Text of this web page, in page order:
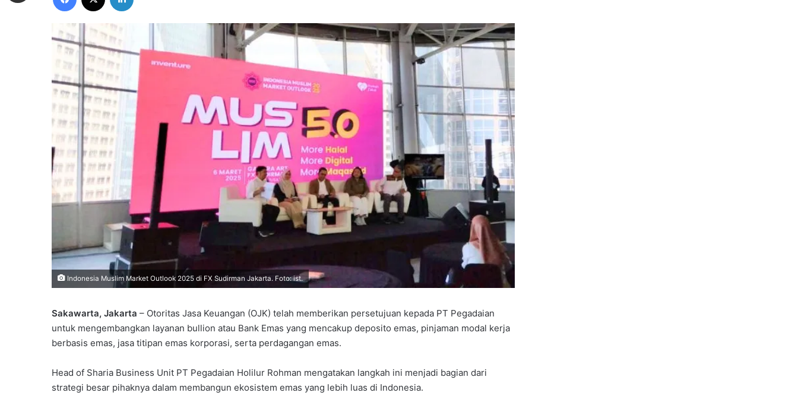
Indonesia Muslim Market Outlook 2025 di FX Sudirman Jakarta. Foto: ist.
Sakawarta, Jakarta – Otoritas Jasa Keuangan (OJK) telah memberikan persetujuan kepada PT Pegadaian
untuk mengembangkan layanan bullion atau Bank Emas yang mencakup deposito emas, pinjaman modal kerja
berbasis emas, jasa titipan emas korporasi, serta perdagangan emas.
Head of Sharia Business Unit PT Pegadaian Holilur Rohman mengatakan langkah ini menjadi bagian dari
strategi besar pihaknya dalam membangun ekosistem emas yang lebih luas di Indonesia.